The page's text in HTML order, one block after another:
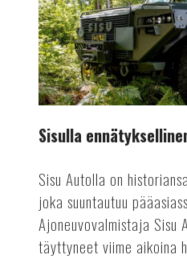
Sisulla
Sisu Autolla on
joka suuntautuu
Ajoneuvovalmistaja
täyttyneet viime aikoina